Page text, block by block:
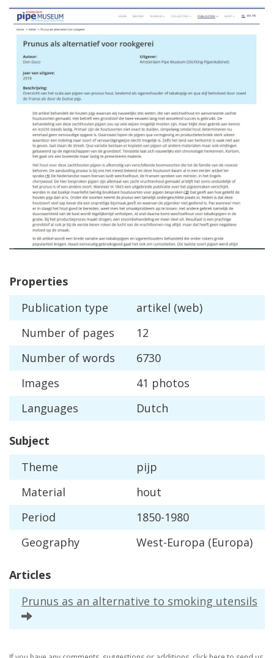
Properties
Publication type artikel (web)
Number of pages
12
Number of words
6730
Images
41 photos
Languages
Dutch
Subject
Theme
pijp
Material
hout
Period
1850-1980
Geography
West-Europa (Europa)
Articles
Prunus as an alternative to smoking utensils